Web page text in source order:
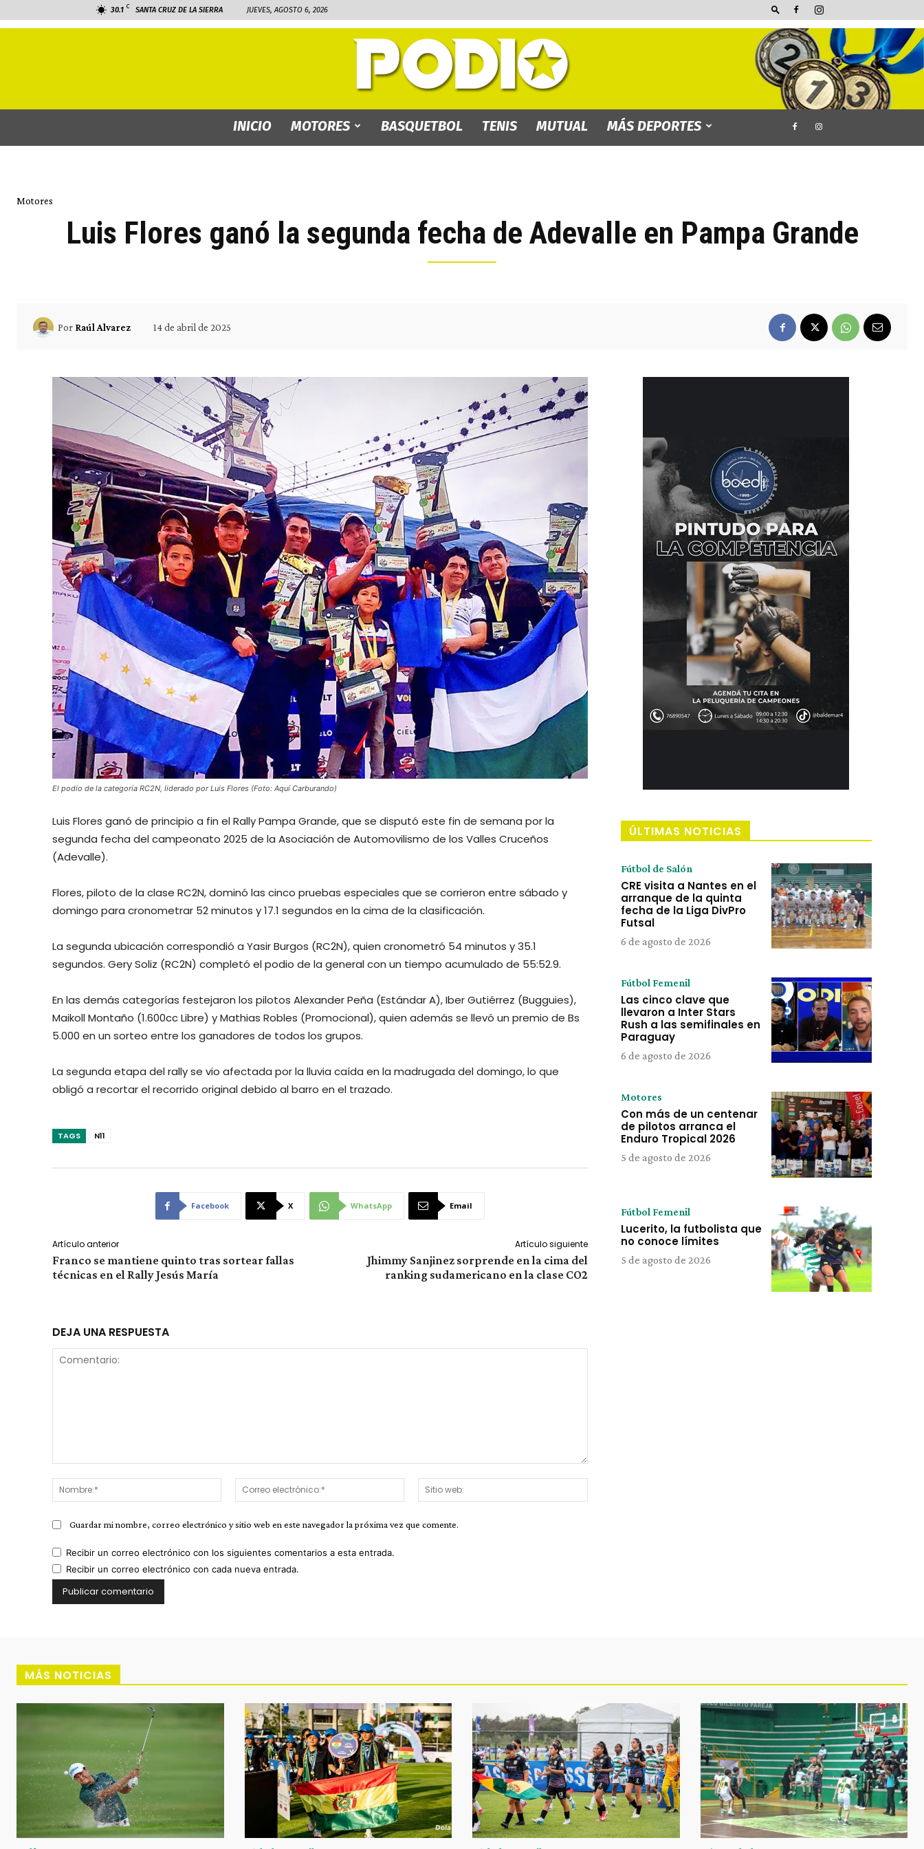
30.1 C SANTA CRUZ DE LA SIERRA JUEVES, AGOSTO 6, 2026
INICIO MOTORES BASQUETBOL TENIS MUTUAL MÁS DEPORTES
Motores
Luis Flores ganó la segunda fecha de Adevalle en Pampa Grande
Por Raúl Alvarez 14 de abril de 2025
El podio de la categoría RC2N, liderado por Luis Flores (Foto: Aquí Carburando)
Luis Flores ganó de principio a fin el Rally Pampa Grande, que se disputó este fin de semana por la
segunda fecha del campeonato 2025 de la Asociación de Automovilismo de los Valles Cruceños
(Adevalle).
Flores, piloto de la clase RC2N, dominó las cinco pruebas especiales que se corrieron entre sábado y
domingo para cronometrar 52 minutos y 17.1 segundos en la cima de la clasificación.
La segunda ubicación correspondió a Yasir Burgos (RC2N), quien cronometró 54 minutos y 35.1
segundos. Gery Soliz (RC2N) completó el podio de la general con un tiempo acumulado de 55:52.9.
En las demás categorías festejaron los pilotos Alexander Peña (Estándar A), Iber Gutiérrez (Bugguies),
Maikoll Montaño (1.600cc Libre) y Mathias Robles (Promocional), quien además se llevó un premio de Bs
5.000 en un sorteo entre los ganadores de todos los grupos.
La segunda etapa del rally se vio afectada por la lluvia caída en la madrugada del domingo, lo que
obligó a recortar el recorrido original debido al barro en el trazado.
TAGS N11
Facebook X WhatsApp Email
Artículo anterior
Franco se mantiene quinto tras sortear fallas
técnicas en el Rally Jesús María
Artículo siguiente
Jhimmy Sanjinez sorprende en la cima del
ranking sudamericano en la clase CO2
DEJA UNA RESPUESTA
Nombre:*
Correo
electrónico:*
web:
Guardar mi nombre, correo electrónico y sitio web en este navegador la próxima vez que comente.
Recibir un correo electrónico con los siguientes comentarios a esta entrada.
Recibir un correo electrónico con cada nueva entrada.
ÚLTIMAS NOTICIAS
Fútbol de Salón
CRE visita a Nantes en el
arranque de la quinta
fecha de la Liga DivPro
Futsal
6 de agosto de 2026
Fútbol Femenil
Las cinco clave que
llevaron a Inter Stars
Rush a las semifinales en
Paraguay
6 de agosto de 2026
Motores
Con más de un centenar
de pilotos arranca el
Enduro Tropical 2026
5 de agosto de 2026
Fútbol Femenil
Lucerito, la futbolista que
no conoce límites
5 de agosto de 2026
MÁS NOTICIAS